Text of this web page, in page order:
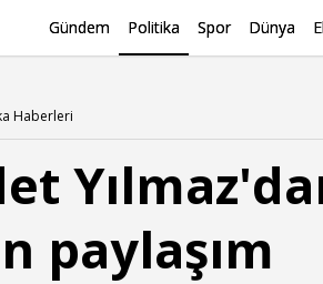
Gündem Politika Spor Dünya
Haberleri
paylaşım